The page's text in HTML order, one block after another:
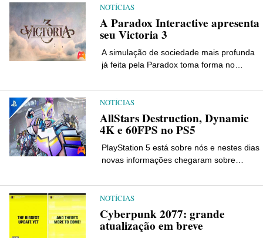
próximo capítulo: Total War: Warhammer
[…]
NOTÍCIAS
A Paradox Interactive apresenta
seu Victoria 3
A simulação de sociedade mais profunda
já feita pela Paradox toma forma no
anos do anterior, um dos títulos mais
NOTÍCIAS
AllStars Destruction, Dynamic
4K e 60FPS no PS5
PlayStation 5 está sobre nós e nestes dias
novas informações chegaram sobre
oficial do PlayStation, aprendemos que o
piloto de combate Destruição AllStar,
desenvolvido por Jogos Lucid vai ligar
NOTÍCIAS
Cyberpunk 2077: grande
atualização em breve